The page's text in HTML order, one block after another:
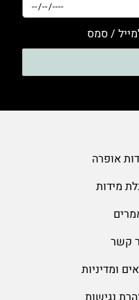
/ סמס
אופרה
מידות
קשר
ומדיניות